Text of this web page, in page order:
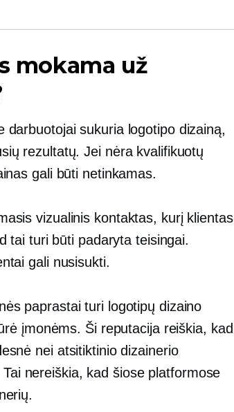
mokama už
darbuotojai sukuria logotipo dizainą,
rezultatų. Jei nėra kvalifikuotų
gali būti netinkamas.
vizualinis kontaktas, kurį klientas
tai turi būti padaryta teisingai.
gali nusisukti.
paprastai turi logotipų dizaino
įmonėms. Ši reputacija reiškia, kad
nei atsitiktinio dizainerio
nereiškia, kad šiose platformose